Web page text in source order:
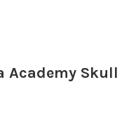
Academy Skull